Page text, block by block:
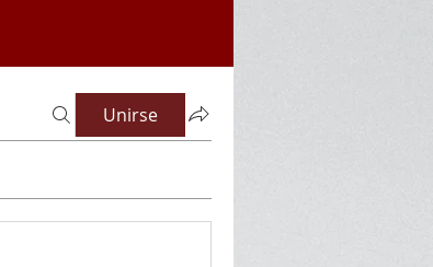
Unirse